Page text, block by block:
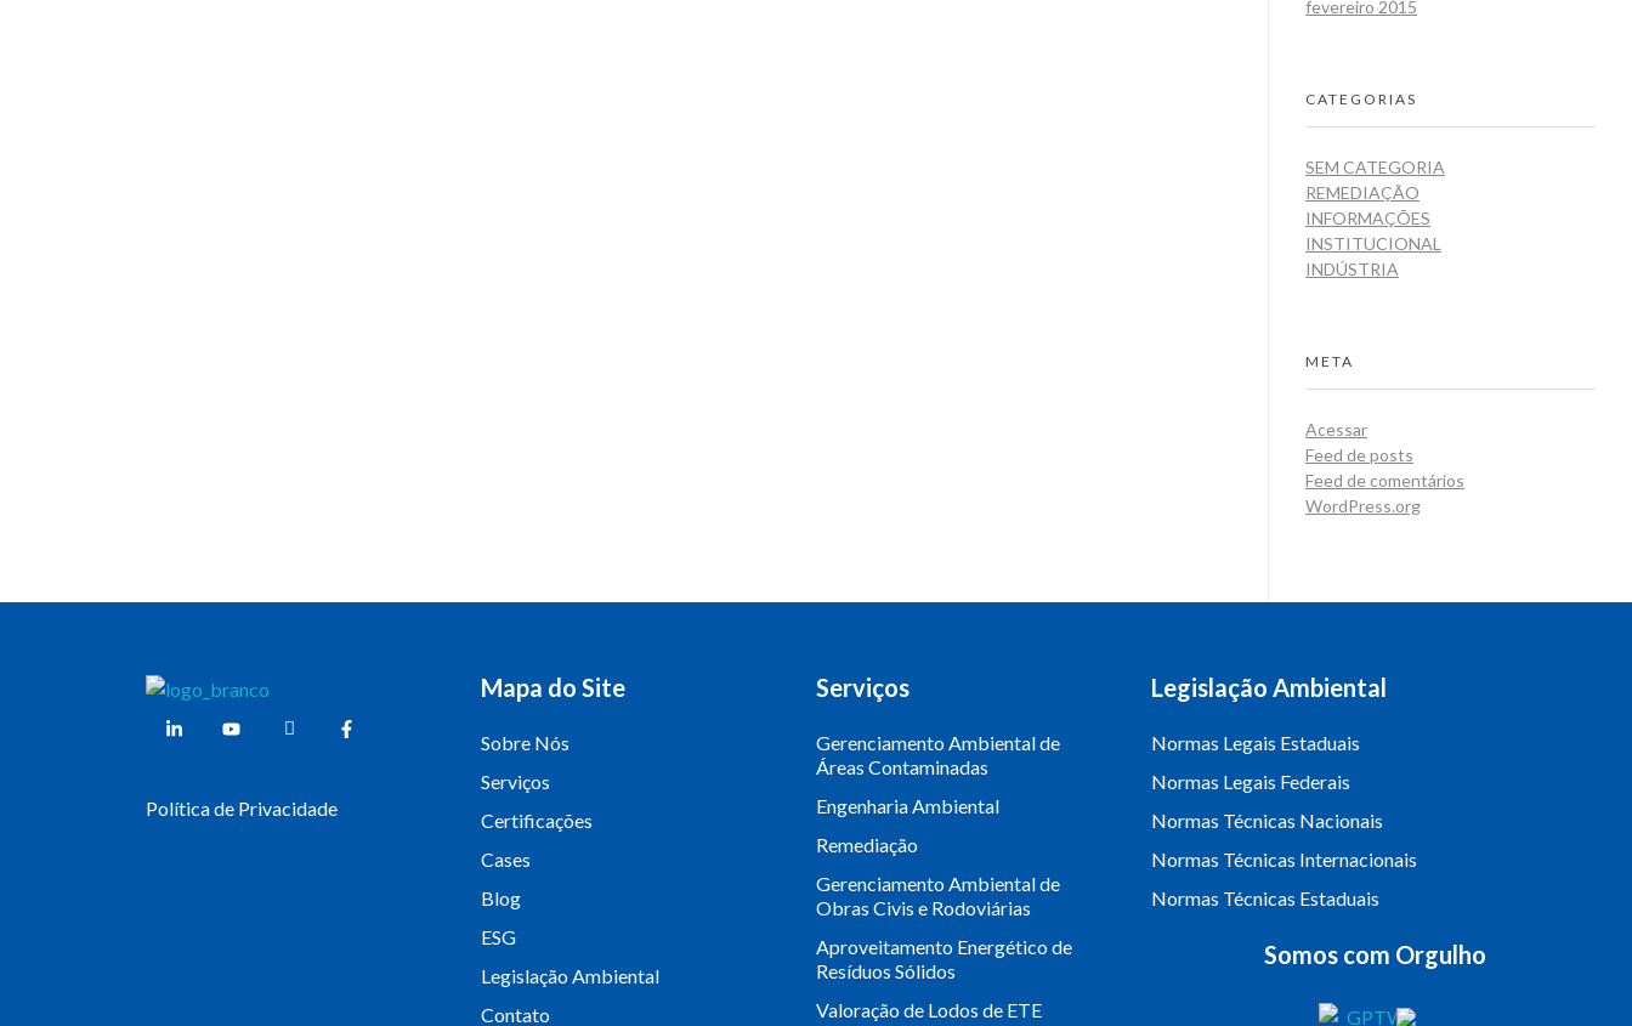
fevereiro 2015
CATEGORIAS
SEM CATEGORIA
REMEDIAÇÃO
INFORMAÇÕES
INSTITUCIONAL
INDÚSTRIA
META
Acessar
Feed de posts
Feed de comentários
WordPress.org
Weber Ambiental
Política de Privacidade
Mapa do Site
Sobre Nós
Serviços
Certificações
Cases
Blog
ESG
Legislação Ambiental
Contato
Serviços
Gerenciamento Ambiental de
Áreas Contaminadas
Engenharia Ambiental
Remediação
Gerenciamento Ambiental de
Obras Civis e Rodoviárias
Aproveitamento Energético de
Resíduos Sólidos
Valoração de Lodos de ETE
Legislação Ambiental
Normas Legais Estaduais
Normas Legais Federais
Normas Técnicas Nacionais
Normas Técnicas Internacionais
Normas Técnicas Estaduais
Somos com Orgulho